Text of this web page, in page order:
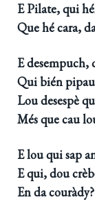
E Pilate, qui
Que hé cara,
E desempuch,
Qui bién
Lou desespè
Més que cau
E lou qui sap
E qui, dou
En da